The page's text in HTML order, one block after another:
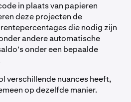
in plaats van papieren
deze projecten de
die nodig zijn
andere automatische
onder een bepaalde
verschillende nuances heeft,
op dezelfde manier.